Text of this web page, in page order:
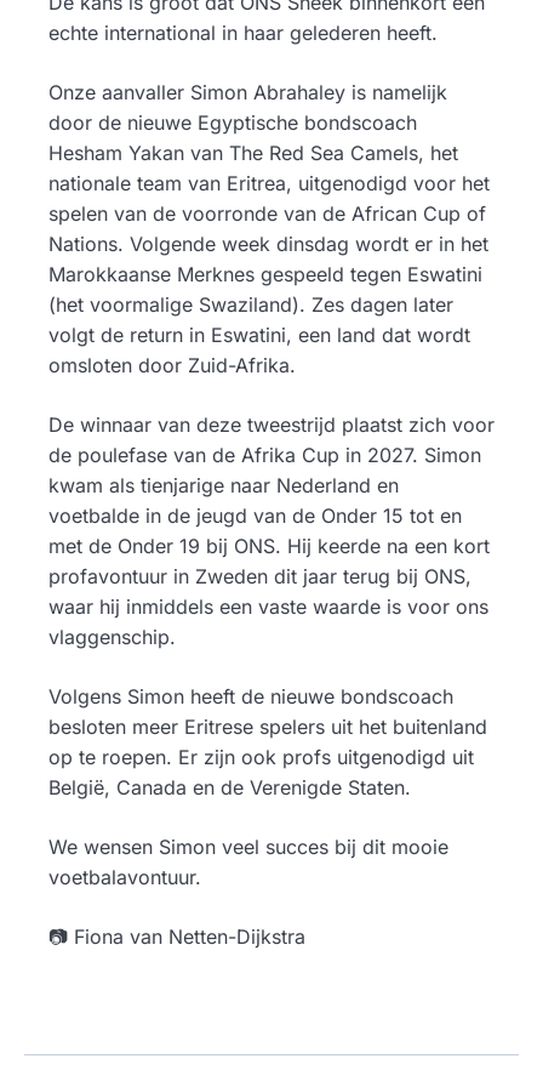
echte international in haar gelederen heeft.
Onze aanvaller Simon Abrahaley is namelijk
door de nieuwe Egyptische bondscoach
Hesham Yakan van The Red Sea Camels, het
nationale team van Eritrea, uitgenodigd voor het
spelen van de voorronde van de African Cup of
Nations. Volgende week dinsdag wordt er in het
Marokkaanse Merknes gespeeld tegen Eswatini
(het voormalige Swaziland). Zes dagen later
volgt de return in Eswatini, een land dat wordt
omsloten door Zuid-Afrika.
De winnaar van deze tweestrijd plaatst zich voor
de poulefase van de Afrika Cup in 2027. Simon
kwam als tienjarige naar Nederland en
voetbalde in de jeugd van de Onder 15 tot en
met de Onder 19 bij ONS. Hij keerde na een kort
profavontuur in Zweden dit jaar terug bij ONS,
waar hij inmiddels een vaste waarde is voor ons
vlaggenschip.
Volgens Simon heeft de nieuwe bondscoach
besloten meer Eritrese spelers uit het buitenland
op te roepen. Er zijn ook profs uitgenodigd uit
België, Canada en de Verenigde Staten.
We wensen Simon veel succes bij dit mooie
voetbalavontuur.
📷 Fiona van Netten-Dijkstra